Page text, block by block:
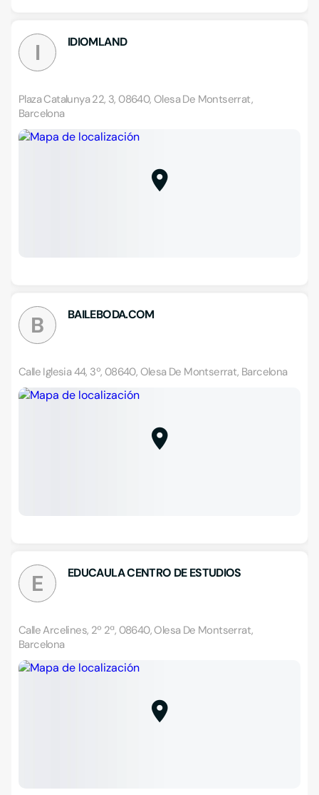
I IDIOMLAND
Plaza Catalunya 22, 3, 08640, Olesa De Montserrat,
Barcelona
B BAILEBODA.COM
Calle Iglesia 44, 3º, 08640, Olesa De Montserrat, Barcelona
E EDUCAULA CENTRO DE ESTUDIOS
Calle Arcelines, 2º 2ª, 08640, Olesa De Montserrat,
Barcelona